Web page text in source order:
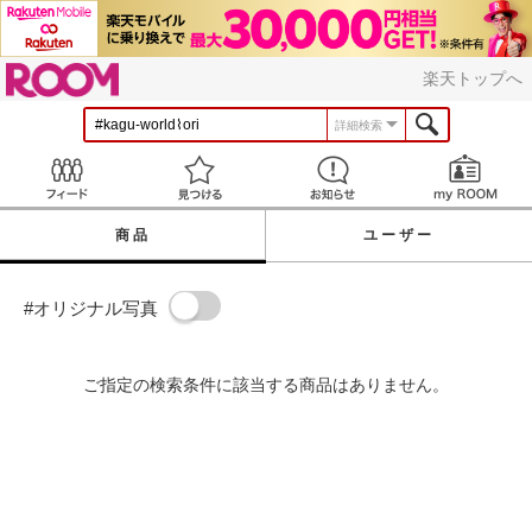
楽天トップへ
詳細検索
見つける お知らせ
商品 ユーザー
#オリジナル写真
ご指定の検索条件に該当する商品はありません。